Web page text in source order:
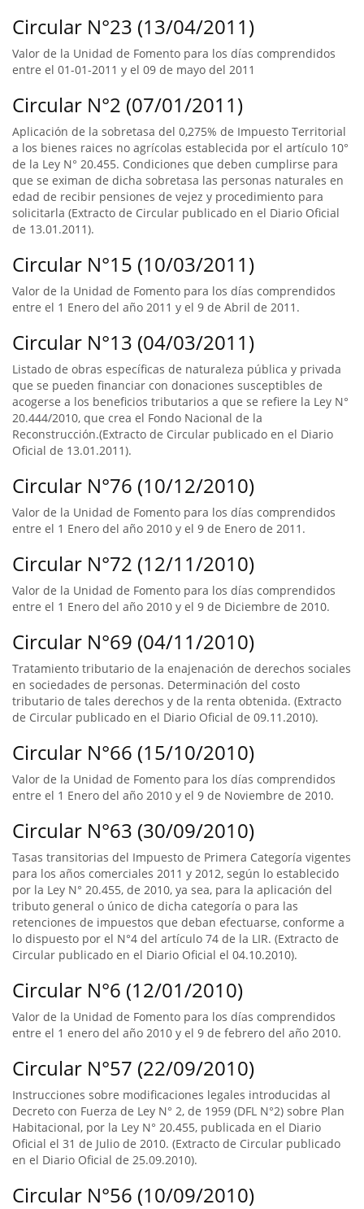
Circular N°23 (13/04/2011)
Valor de la Unidad de Fomento para los días comprendidos
entre el 01-01-2011 y el 09 de mayo del 2011
Circular N°2 (07/01/2011)
Aplicación de la sobretasa del 0,275% de Impuesto Territorial
a los bienes raices no agrícolas establecida por el artículo 10°
de la Ley N° 20.455. Condiciones que deben cumplirse para
que se eximan de dicha sobretasa las personas naturales en
edad de recibir pensiones de vejez y procedimiento para
solicitarla (Extracto de Circular publicado en el Diario Oficial
de 13.01.2011).
Circular N°15 (10/03/2011)
Valor de la Unidad de Fomento para los días comprendidos
entre el 1 Enero del año 2011 y el 9 de Abril de 2011.
Circular N°13 (04/03/2011)
Listado de obras específicas de naturaleza pública y privada
que se pueden financiar con donaciones susceptibles de
acogerse a los beneficios tributarios a que se refiere la Ley N°
20.444/2010, que crea el Fondo Nacional de la
Reconstrucción.(Extracto de Circular publicado en el Diario
Oficial de 13.01.2011).
Circular N°76 (10/12/2010)
Valor de la Unidad de Fomento para los días comprendidos
entre el 1 Enero del año 2010 y el 9 de Enero de 2011.
Circular N°72 (12/11/2010)
Valor de la Unidad de Fomento para los días comprendidos
entre el 1 Enero del año 2010 y el 9 de Diciembre de 2010.
Circular N°69 (04/11/2010)
Tratamiento tributario de la enajenación de derechos sociales
en sociedades de personas. Determinación del costo
tributario de tales derechos y de la renta obtenida. (Extracto
de Circular publicado en el Diario Oficial de 09.11.2010).
Circular N°66 (15/10/2010)
Valor de la Unidad de Fomento para los días comprendidos
entre el 1 Enero del año 2010 y el 9 de Noviembre de 2010.
Circular N°63 (30/09/2010)
Tasas transitorias del Impuesto de Primera Categoría vigentes
para los años comerciales 2011 y 2012, según lo establecido
por la Ley N° 20.455, de 2010, ya sea, para la aplicación del
tributo general o único de dicha categoría o para las
retenciones de impuestos que deban efectuarse, conforme a
lo dispuesto por el N°4 del artículo 74 de la LIR. (Extracto de
Circular publicado en el Diario Oficial el 04.10.2010).
Circular N°6 (12/01/2010)
Valor de la Unidad de Fomento para los días comprendidos
entre el 1 enero del año 2010 y el 9 de febrero del año 2010.
Circular N°57 (22/09/2010)
Instrucciones sobre modificaciones legales introducidas al
Decreto con Fuerza de Ley N° 2, de 1959 (DFL N°2) sobre Plan
Habitacional, por la Ley N° 20.455, publicada en el Diario
Oficial el 31 de Julio de 2010. (Extracto de Circular publicado
en el Diario Oficial de 25.09.2010).
Circular N°56 (10/09/2010)